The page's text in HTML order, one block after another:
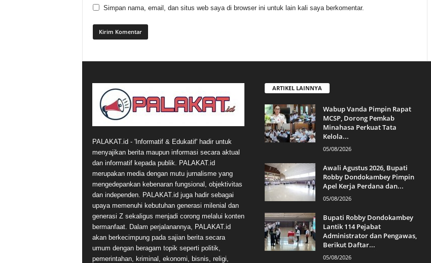
Simpan nama, email, dan situs web saya di browser ini untuk lain kali saya berkomentar.
PALAKAT.id - 'Informatif & Edukatif' hadir untuk
menyajikan berita maupun informasi secara aktual
dan informatif kepada publik. PALAKAT.id
merupakan media dengan mutu jurnalisme yang
mengedepankan kebenaran fungsional, objektivitas
dan independen. PALAKAT.id juga hadir sebagai
upaya memenuhi kebutuhan generasi milenial dan
generasi Z sekaligus menjadi corong melalui konten
bermanfaat. Dalam perjalanannya, PALAKAT.id
akan berkecimpung pada sajian berita secara
umum dengan beragam topik seperti politik,
pemerintahan, kriminal, ekonomi, bisnis, religi,
ARTIKEL LAINNYA
Wabup Vanda Pimpin Rapat
MCSP, Dorong Pemkab
Minahasa Perkuat Tata
Kelola...
05/08/2026
Awali Agustus 2026, Bupati
Robby Dondokambey Pimpin
Apel Kerja Perdana dan...
05/08/2026
Bupati Robby Dondokambey
Lantik 114 Pejabat
Administrator dan Pengawas,
Berikut Daftar...
05/08/2026